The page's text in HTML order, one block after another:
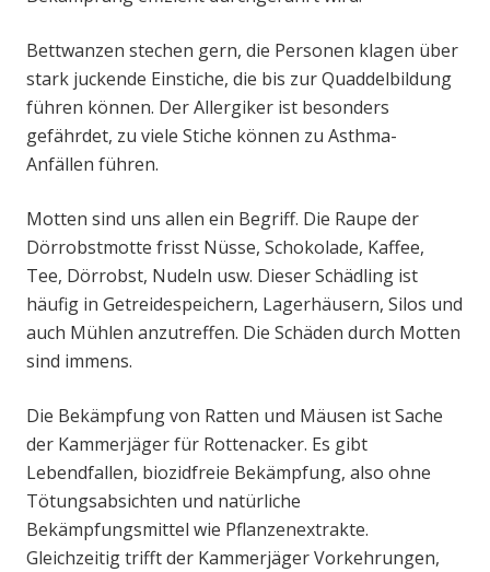
Bettwanzen stechen gern, die Personen klagen über
stark juckende Einstiche, die bis zur Quaddelbildung
führen können. Der Allergiker ist besonders
gefährdet, zu viele Stiche können zu Asthma-
Anfällen führen.
Motten sind uns allen ein Begriff. Die Raupe der
Dörrobstmotte frisst Nüsse, Schokolade, Kaffee,
Tee, Dörrobst, Nudeln usw. Dieser Schädling ist
häufig in Getreidespeichern, Lagerhäusern, Silos und
auch Mühlen anzutreffen. Die Schäden durch Motten
sind immens.
Die Bekämpfung von Ratten und Mäusen ist Sache
der Kammerjäger für Rottenacker. Es gibt
Lebendfallen, biozidfreie Bekämpfung, also ohne
Tötungsabsichten und natürliche
Bekämpfungsmittel wie Pflanzenextrakte.
Gleichzeitig trifft der Kammerjäger Vorkehrungen,